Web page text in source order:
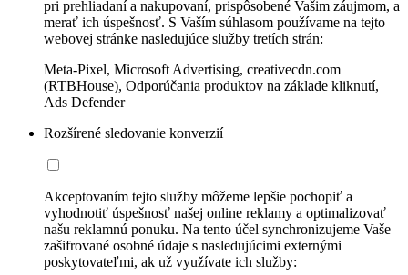
pri prehliadaní a nakupovaní, prispôsobené Vašim záujmom, a
merať ich úspešnosť. S Vaším súhlasom používame na tejto
webovej stránke nasledujúce služby tretích strán:
Meta-Pixel, Microsoft Advertising, creativecdn.com
(RTBHouse), Odporúčania produktov na základe kliknutí,
Ads Defender
Rozšírené sledovanie konverzií
Akceptovaním tejto služby môžeme lepšie pochopiť a
vyhodnotiť úspešnosť našej online reklamy a optimalizovať
našu reklamnú ponuku. Na tento účel synchronizujeme Vaše
zašifrované osobné údaje s nasledujúcimi externými
poskytovateľmi, ak už využívate ich služby: